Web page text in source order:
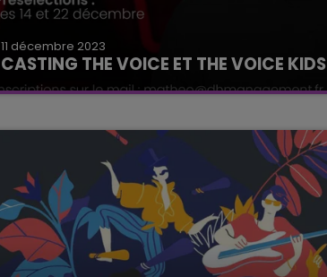
11 décembre 2023
CASTING THE VOICE ET THE VOICE KIDS
AU ROYAL COMEDY CLUB A REIMS